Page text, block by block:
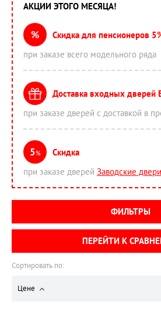
Сортировать по:
Цене
АКЦИИ ЭТОГО МЕСЯЦА!
%
Скидка для пенсионеров
при заказе всего модельного ряда
Доставка входных
при заказе дверей с доставкой в
5%
Скидка
при заказе дверей Заводские двери
ФИЛЬТРЫ
ПЕРЕЙТИ К